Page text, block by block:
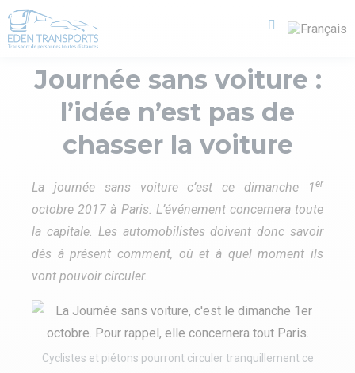
Journée sans voiture :
l’idée n’est pas de
chasser la voiture
La journée sans voiture c’est ce dimanche 1er
octobre 2017 à Paris. L’événement concernera toute
la capitale. Les automobilistes doivent donc savoir
dès à présent comment, où et à quel moment ils
vont pouvoir circuler.
Cyclistes et piétons pourront circuler tranquillement ce